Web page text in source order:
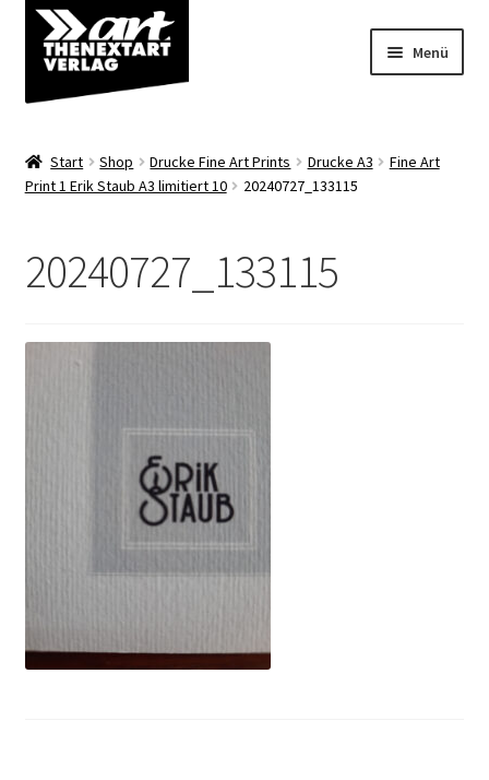
Zur
Navigation
springen
Zum
Inhalt
springen
Menü
Shop
Start Shop Drucke Fine Art Prints Drucke A3
Fine Art
Print 1 Erik Staub A3 limitiert 10
20240727_133115
20240727_133115